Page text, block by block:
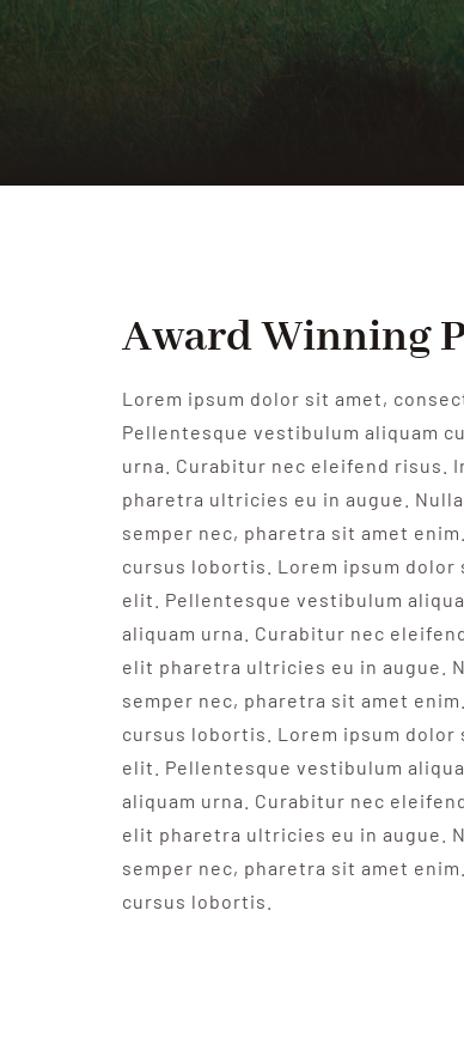
Award Winning
Lorem ipsum dolor sit amet,
Pellentesque vestibulum aliquam
urna. Curabitur nec eleifend risus.
pharetra ultricies eu in augue.
semper nec, pharetra sit amet
cursus lobortis. Lorem ipsum
elit. Pellentesque vestibulum
aliquam urna. Curabitur nec
elit pharetra ultricies eu in augue.
semper nec, pharetra sit amet
cursus lobortis. Lorem ipsum
elit. Pellentesque vestibulum
aliquam urna. Curabitur nec
elit pharetra ultricies eu in augue.
semper nec, pharetra sit amet
cursus lobortis.